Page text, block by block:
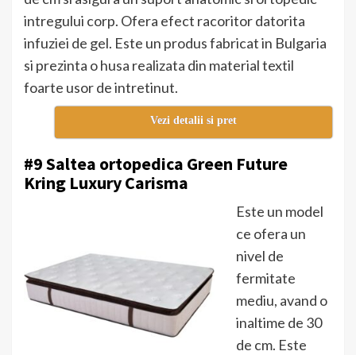
intregului corp. Ofera efect racoritor datorita
infuziei de gel. Este un produs fabricat in Bulgaria
si prezinta o husa realizata din material textil
foarte usor de intretinut.
Vezi detalii si pret
#9 Saltea ortopedica Green Future
Kring Luxury Carisma
Este un model
ce ofera un
nivel de
fermitate
mediu, avand o
inaltime de 30
de cm. Este